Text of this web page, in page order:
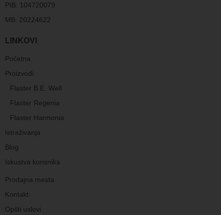
PIB: 104720079
MB: 20224622
LINKOVI
Početna
Proizvodi
Flaster B.E. Well
Flaster Regenia
Flaster Harmonia
Istraživanja
Blog
Iskustva korisnika
Prodajna mesta
Kontakt
Opšti uslovi